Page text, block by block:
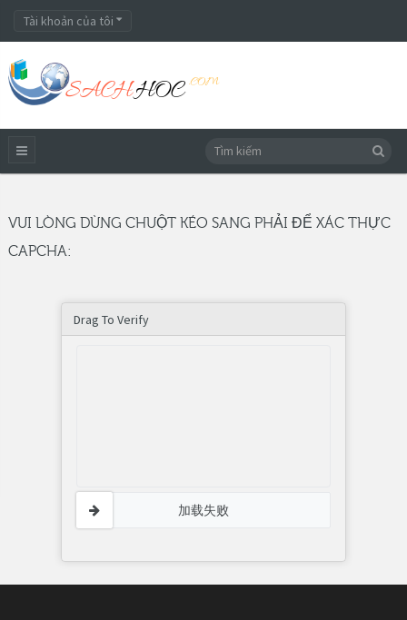
Tài khoản của tôi
VUI LÒNG DÙNG CHUỘT KÉO SANG PHẢI ĐỂ XÁC THỰC
CAPCHA:
Drag To Verify
加载失败